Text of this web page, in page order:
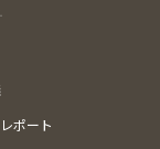
ポート